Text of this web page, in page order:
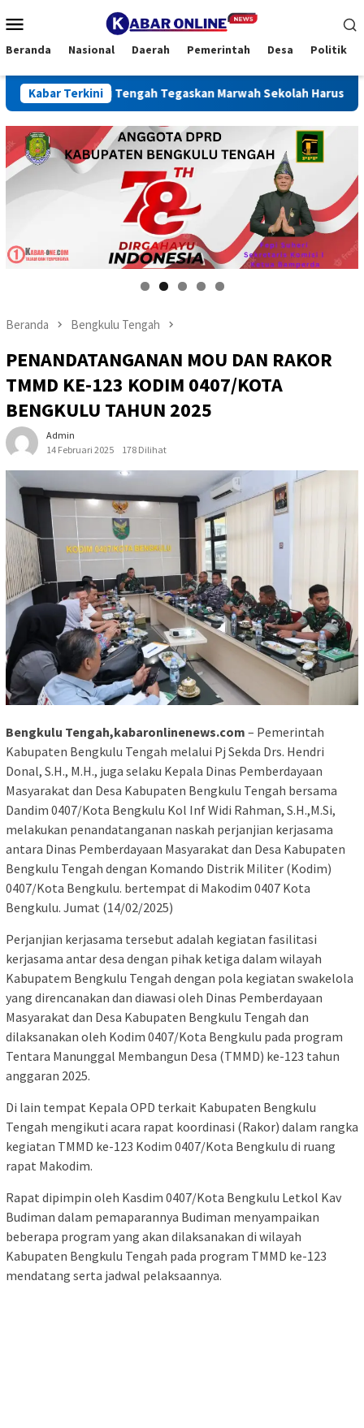
ke
Mobile
Beranda Nasional Daerah Pemerintah Desa Politik
Kabar Terkini
Tengah Tegaskan Marwah Sekolah Harus Dijaga
Beranda Bengkulu Tengah
PENANDATANGANAN MOU DAN RAKOR
TMMD KE-123 KODIM 0407/KOTA
BENGKULU TAHUN 2025
Admin
14 Februari 2025
178 Dilihat
Bengkulu Tengah,kabaronlinenews.com – Pemerintah
Kabupaten Bengkulu Tengah melalui Pj Sekda Drs. Hendri
Donal, S.H., M.H., juga selaku Kepala Dinas Pemberdayaan
Masyarakat dan Desa Kabupaten Bengkulu Tengah bersama
Dandim 0407/Kota Bengkulu Kol Inf Widi Rahman, S.H.,M.Si,
melakukan penandatanganan naskah perjanjian kerjasama
antara Dinas Pemberdayaan Masyarakat dan Desa Kabupaten
Bengkulu Tengah dengan Komando Distrik Militer (Kodim)
0407/Kota Bengkulu. bertempat di Makodim 0407 Kota
Bengkulu. Jumat (14/02/2025)
Perjanjian kerjasama tersebut adalah kegiatan fasilitasi
kerjasama antar desa dengan pihak ketiga dalam wilayah
Kabupatem Bengkulu Tengah dengan pola kegiatan swakelola
yang direncanakan dan diawasi oleh Dinas Pemberdayaan
Masyarakat dan Desa Kabupaten Bengkulu Tengah dan
dilaksanakan oleh Kodim 0407/Kota Bengkulu pada program
Tentara Manunggal Membangun Desa (TMMD) ke-123 tahun
anggaran 2025.
Di lain tempat Kepala OPD terkait Kabupaten Bengkulu
Tengah mengikuti acara rapat koordinasi (Rakor) dalam rangka
kegiatan TMMD ke-123 Kodim 0407/Kota Bengkulu di ruang
rapat Makodim.
Rapat dipimpin oleh Kasdim 0407/Kota Bengkulu Letkol Kav
Budiman dalam pemaparannya Budiman menyampaikan
beberapa program yang akan dilaksanakan di wilayah
Kabupaten Bengkulu Tengah pada program TMMD ke-123
mendatang serta jadwal pelaksaannya.